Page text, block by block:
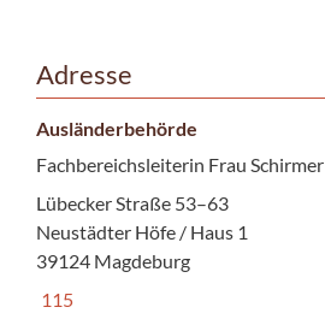
Adresse
Ausländerbehörde
Fachbereichsleiterin Frau Schirmer
Lübecker Straße 53–63
Neustädter Höfe / Haus 1
39124 Magdeburg
115